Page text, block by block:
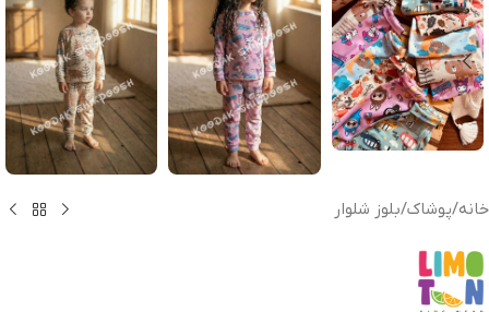
خانه/پوشاک/بلوز شلوار